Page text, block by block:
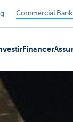
Commercial
Financer